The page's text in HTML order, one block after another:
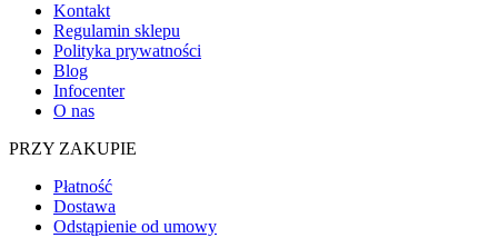
Kontakt
Regulamin sklepu
Polityka prywatności
Blog
Infocenter
O nas
PRZY ZAKUPIE
Płatność
Dostawa
Odstąpienie od umowy